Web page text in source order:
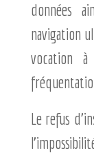
données
navigation
vocation
Le refus